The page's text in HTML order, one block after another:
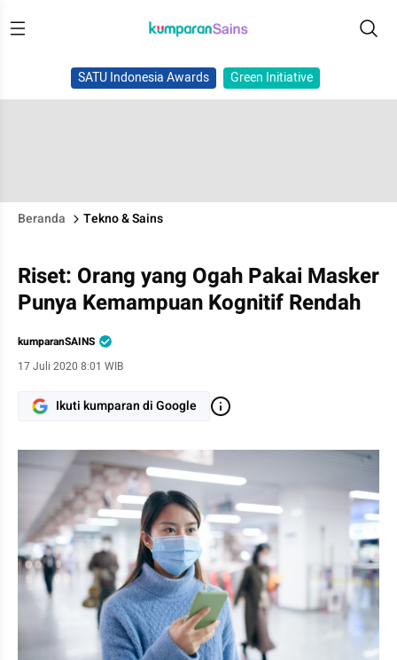
SATU Indonesia Awards Green Initiative
Beranda Tekno & Sains
Riset: Orang yang Ogah Pakai Masker
Punya Kemampuan Kognitif Rendah
kumparanSAINS
17 Juli 2020 8:01 WIB
Ikuti kumparan di Google